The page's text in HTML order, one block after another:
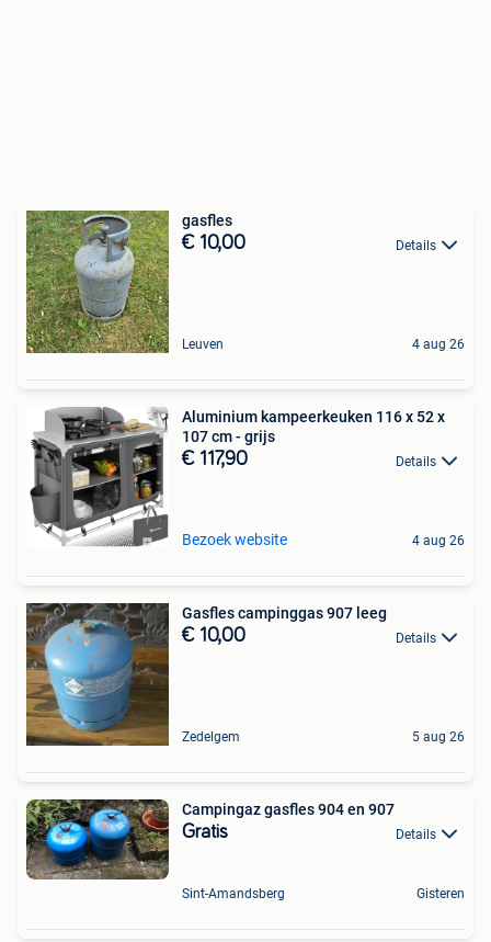
gasfles
€ 10,00 Details
Leuven 4 aug 26
Aluminium kampeerkeuken 116 x 52 x
107 cm - grijs
€ 117,90 Details
Bezoek website 4 aug 26
Gasfles campinggas 907 leeg
€ 10,00 Details
Zedelgem 5 aug 26
Campingaz gasfles 904 en 907
Gratis Details
Sint-Amandsberg Gisteren